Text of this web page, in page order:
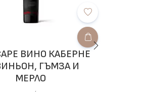
ВИНО КАБЕРНЕ
ГЪМЗА И
МЕРЛО